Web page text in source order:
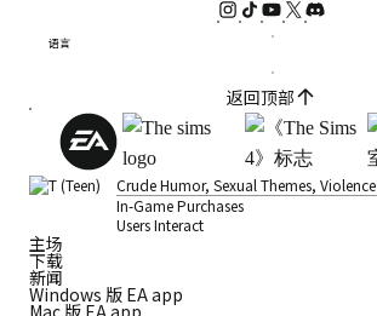
语言
返回顶部
Crude Humor, Sexual Themes, Violence
In-Game Purchases
Users Interact
主场
下载
新闻
Windows 版 EA app
Mac 版 EA app